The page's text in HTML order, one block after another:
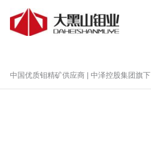
中国优质钼精矿供应商 | 中泽控股集团旗下